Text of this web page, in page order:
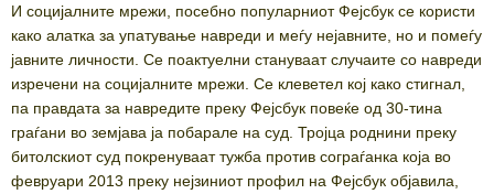
И социјалните мрежи, посебно популарниот Фејсбук се користи
како алатка за упатување навреди и меѓу нејавните, но и помеѓу
јавните личности. Се поактуелни стануваат случаите со навреди
изречени на социјалните мрежи. Се клеветел кој како стигнал,
па правдата за навредите преку Фејсбук повеќе од 30-тина
граѓани во земјава ја побарале на суд. Тројца роднини преку
битолскиот суд покренуваат тужба против сограѓанка која во
февруари 2013 преку нејзиниот профил на Фејсбук објавила,